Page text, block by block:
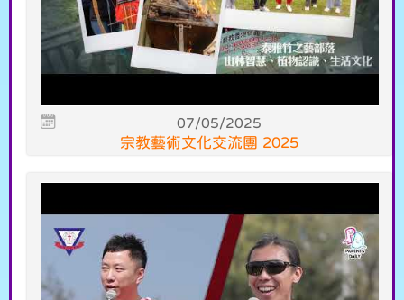
07/05/2025
宗教藝術文化交流團 2025